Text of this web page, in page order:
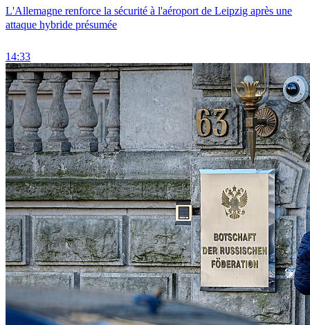
L'Allemagne renforce la sécurité à l'aéroport de Leipzig après une
attaque hybride présumée
14:33